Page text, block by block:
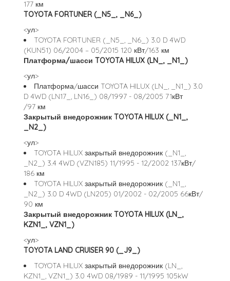
177 км
TOYOTA FORTUNER (_N5_, _N6_)
<ул>
TOYOTA FORTUNER (_N5_, _N6_) 3.0 D 4WD
(KUN51) 06/2004 – 05/2015 120 кВт/163 км
Платформа/шасси TOYOTA HILUX (LN_, _N1_)
<ул>
Платформа/шасси TOYOTA HILUX (LN_, _N1_) 3.0
D 4WD (LN17_, LN16_) 08/1997 - 08/2005 71кВт
/97 км
Закрытый внедорожник TOYOTA HILUX (_N1_,
_N2_)
<ул>
TOYOTA HILUX закрытый внедорожник (_N1_,
_N2_) 3.4 4WD (VZN185) 11/1995 - 12/2002 137кВт/
186 км
TOYOTA HILUX закрытый внедорожник (_N1_,
_N2_) 3.0 D 4WD (LN205) 01/2002 - 02/2005 66кВт/
90 км
Закрытый внедорожник TOYOTA HILUX (LN_,
KZN1_, VZN1_)
<ул>
TOYOTA LAND CRUISER 90 (_J9_)
TOYOTA HILUX закрытый внедорожник (LN_,
KZN1_, VZN1_) 3.0 4WD 08/1989 - 11/1995 105kW